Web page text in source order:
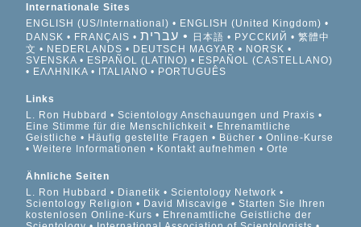
Internationale Sites
ENGLISH (US/International)
ENGLISH (United Kingdom)
DANSK
FRANÇAIS עברית 日本語 РУССКИЙ
繁體中
文
NEDERLANDS DEUTSCH MAGYAR
NORSK
SVENSKA
ESPAÑOL (LATINO)
ESPAÑOL (CASTELLANO)
ΕΛΛΗΝΙΚA
ITALIANO PORTUGUÊS
Links
L. Ron Hubbard
Scientology Anschauungen und Praxis
Eine Stimme für die Menschlichkeit
Ehrenamtliche
Geistliche
Häufig gestellte Fragen Bücher
Online-Kurse
Weitere Informationen
Kontakt aufnehmen Orte
Ähnliche Seiten
L. Ron Hubbard
Dianetik
Scientology Network
Scientology Religion
David Miscavige
Starten Sie Ihren
kostenlosen Online-Kurs
Ehrenamtliche Geistliche der